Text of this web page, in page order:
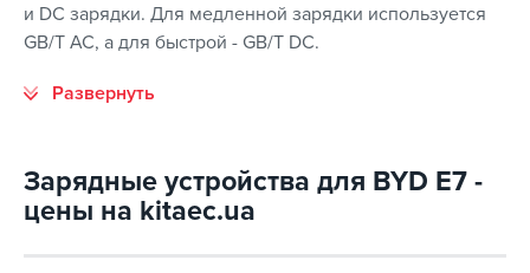
и DC зарядки. Для медленной зарядки используется
GB/T AC, а для быстрой - GB/T DC.
Зарядные устройства для BYD E7 -
цены на kitaec.ua